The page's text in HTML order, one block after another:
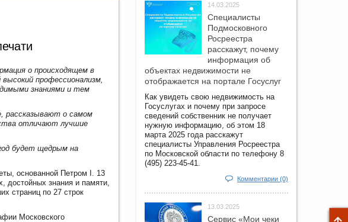
о происходящем в
профессионализм,
знаниями и тем
рассказывают о самом
отличают лучшие
будет щедрым на
основанной Петром I. 13
достойных знания и памяти,
страниц по 27 строк
Московского
14.03.2025
Специалисты
Подмосковного
Росреестра
расскажут, почему
информация об
объектах недвижимости не
отображается на портале Госуслуг
Как увидеть свою недвижимость на
Госуслугах и почему при запросе
сведений собственник не получает
нужную информацию, об этом 18
марта 2025 года расскажут
специалисты Управления Росреестра
по Московской области по телефону 8
(495) 223-45-41.
Комментарии (0)
13.03.2025
Сервис «Мои чеки